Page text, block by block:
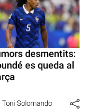
desmentits:
es queda al
Toni Solomando